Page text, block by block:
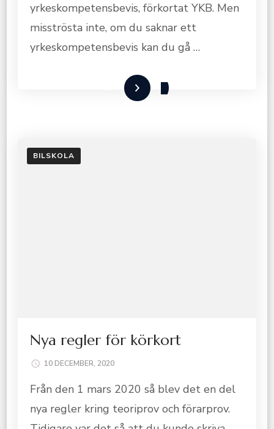
yrkeskompetensbevis, förkortat YKB. Men
misströsta inte, om du saknar ett
yrkeskompetensbevis kan du gå …
Läs mer
BILSKOLA
Nya regler för körkort
10 DECEMBER, 2020
Från den 1 mars 2020 så blev det en del
nya regler kring teoriprov och förarprov.